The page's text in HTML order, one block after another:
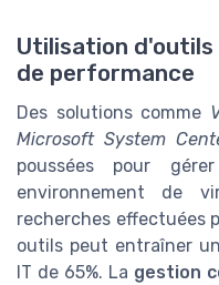
Utilisation d'outils
de performance
Des solutions comme
Microsoft System
poussées pour
environnement de
recherches effectuées
outils peut entraîner
IT de 65%. La gestion